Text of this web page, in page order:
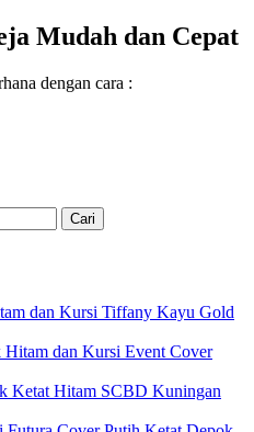
Mudah dan Cepat
dengan cara :
dan Kursi Tiffany Kayu Gold
Hitam dan Kursi Event Cover
Ketat Hitam SCBD Kuningan